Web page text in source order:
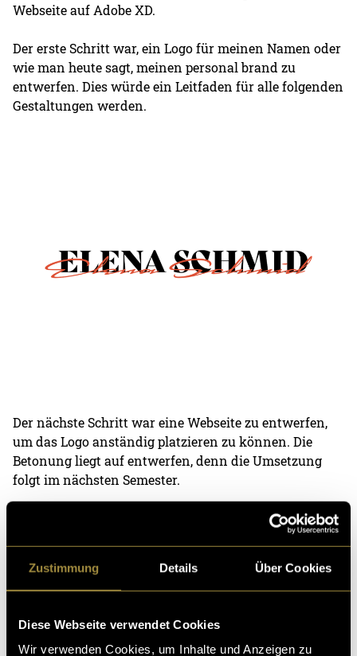
Zustimmung Details Über Cookies
Diese Webseite verwendet Cookies
Wir verwenden Cookies, um Inhalte und Anzeigen zu
Webseite auf Adobe XD.
Der erste Schritt war, ein Logo für meinen Namen oder
wie man heute sagt, meinen personal brand zu
entwerfen. Dies würde ein Leitfaden für alle folgenden
Gestaltungen werden.
Der nächste Schritt war eine Webseite zu entwerfen,
um das Logo anständig platzieren zu können. Die
Betonung liegt auf entwerfen, denn die Umsetzung
folgt im nächsten Semester.
hier das Resultat
(bas)